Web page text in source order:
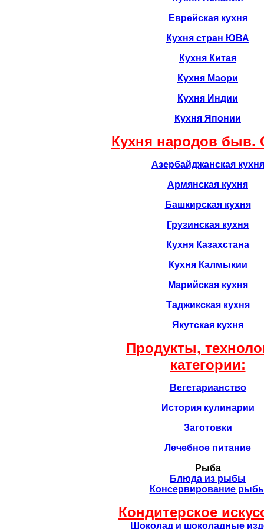
Еврейская кухня
Кухня стран ЮВА
Кухня Китая
Кухня Маори
Кухня Индии
Кухня Японии
Кухня народов быв.
Азербайджанская кухня
Армянская кухня
Башкирская кухня
Грузинская кухня
Кухня Казахстана
Кухня Калмыкии
Марийская кухня
Таджикская кухня
Якутская кухня
Продукты,
категории:
Вегетарианство
История кулинарии
Заготовки
Лечебное питание
Рыба
Блюда из рыбы
Консервирование
Кондитерское
Шоколад и шоколадные